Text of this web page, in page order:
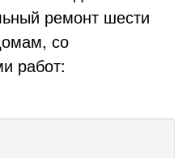
ремонт шести
со
работ: